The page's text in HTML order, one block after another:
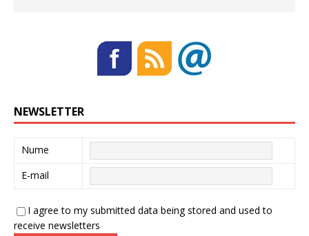
NEWSLETTER
Nume
E-mail
I agree to my submitted data being stored and used to
receive newsletters